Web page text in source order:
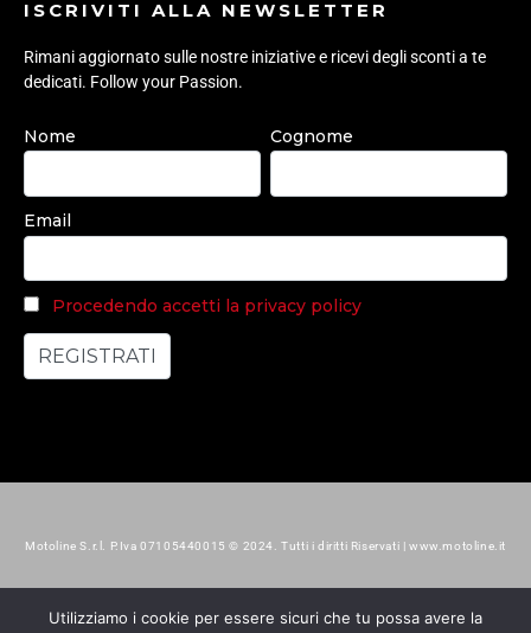
ISCRIVITI ALLA NEWSLETTER
Rimani aggiornato sulle nostre iniziative e ricevi degli sconti a te
dedicati. Follow your Passion.
Nome Cognome
Email
Procedendo accetti la privacy policy
Motoline S.r.l. P.Iva 07105440015 © 2024. Tutti i diritti Riservati | www.motoline.it
Utilizziamo i cookie per essere sicuri che tu possa avere la